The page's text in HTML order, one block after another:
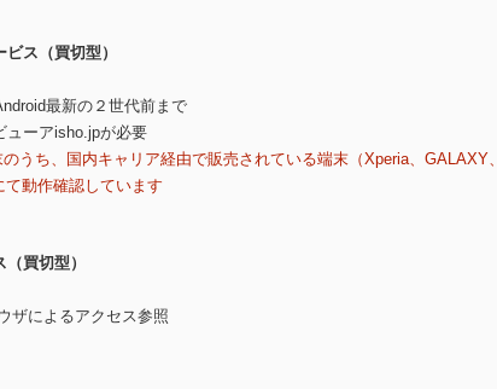
ス（買切型）
最新の２世代前まで
ューアisho.jpが必要
うち、国内キャリア経由で販売されている端末（Xperia、GALAXY、
動作確認しています
買切型）
ザによるアクセス参照